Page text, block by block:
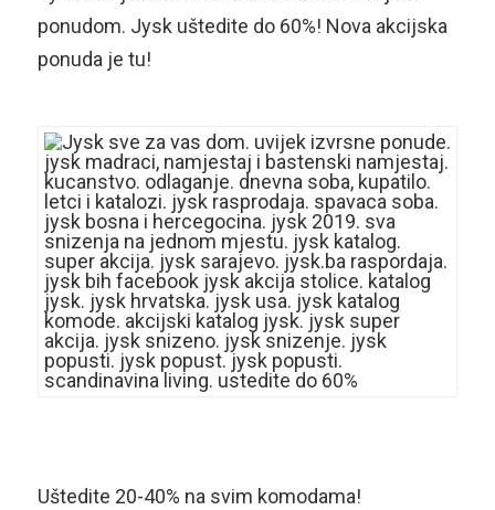
ponudom. Jysk uštedite do 60%! Nova akcijska
ponuda je tu!
Uštedite 20-40% na svim komodama!